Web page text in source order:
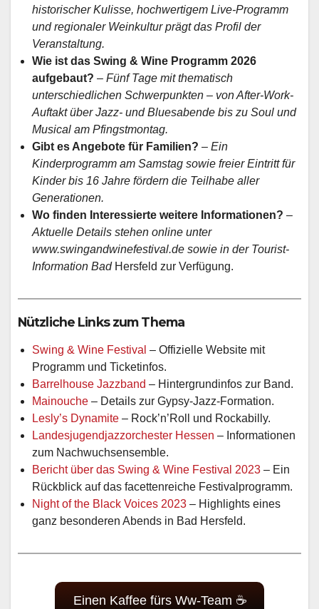
historischer Kulisse, hochwertigem Live-Programm
und regionaler Weinkultur prägt das Profil der
Veranstaltung.
Wie ist das Swing & Wine Programm 2026
aufgebaut? – Fünf Tage mit thematisch
unterschiedlichen Schwerpunkten – von After-Work-
Auftakt über Jazz- und Bluesabende bis zu Soul und
Musical am Pfingstmontag.
Gibt es Angebote für Familien? – Ein
Kinderprogramm am Samstag sowie freier Eintritt für
Kinder bis 16 Jahre fördern die Teilhabe aller
Generationen.
Wo finden Interessierte weitere Informationen? –
Aktuelle Details stehen online unter
www.swingandwinefestival.de sowie in der Tourist-
Information Bad Hersfeld zur Verfügung.
Nützliche Links zum Thema
Swing & Wine Festival – Offizielle Website mit
Programm und Ticketinfos.
Barrelhouse Jazzband – Hintergrundinfos zur Band.
Mainouche – Details zur Gypsy-Jazz-Formation.
Lesly’s Dynamite – Rock’n’Roll und Rockabilly.
Landesjugendjazzorchester Hessen – Informationen
zum Nachwuchsensemble.
Bericht über das Swing & Wine Festival 2023 – Ein
Rückblick auf das facettenreiche Festivalprogramm.
Night of the Black Voices 2023 – Highlights eines
ganz besonderen Abends in Bad Hersfeld.
Einen Kaffee fürs Ww-Team ☕